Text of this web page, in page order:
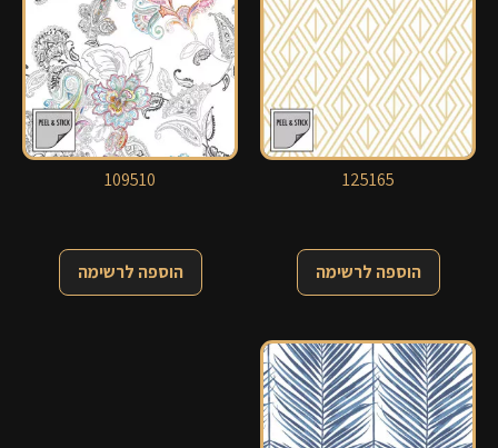
125165
הוספה לרשימה
109510
הוספה לרשימה